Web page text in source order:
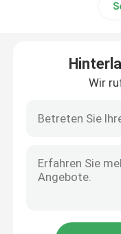
Produkte
Videos
Wir